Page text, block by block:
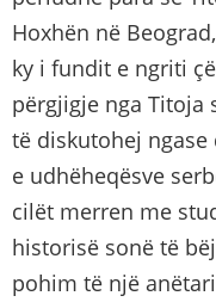
Hoxhën në
ky i fundit e ngriti
përgjigje nga Titoja
të diskutohej
e udhëheqësve
cilët merren me
historisë sonë të
pohim të një